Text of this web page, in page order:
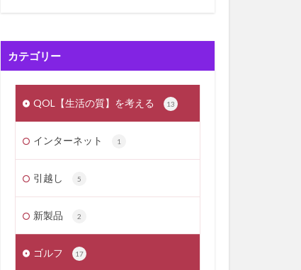
カテゴリー
QOL【生活の質】を考える 13
インターネット 1
引越し 5
新製品 2
ゴルフ 17